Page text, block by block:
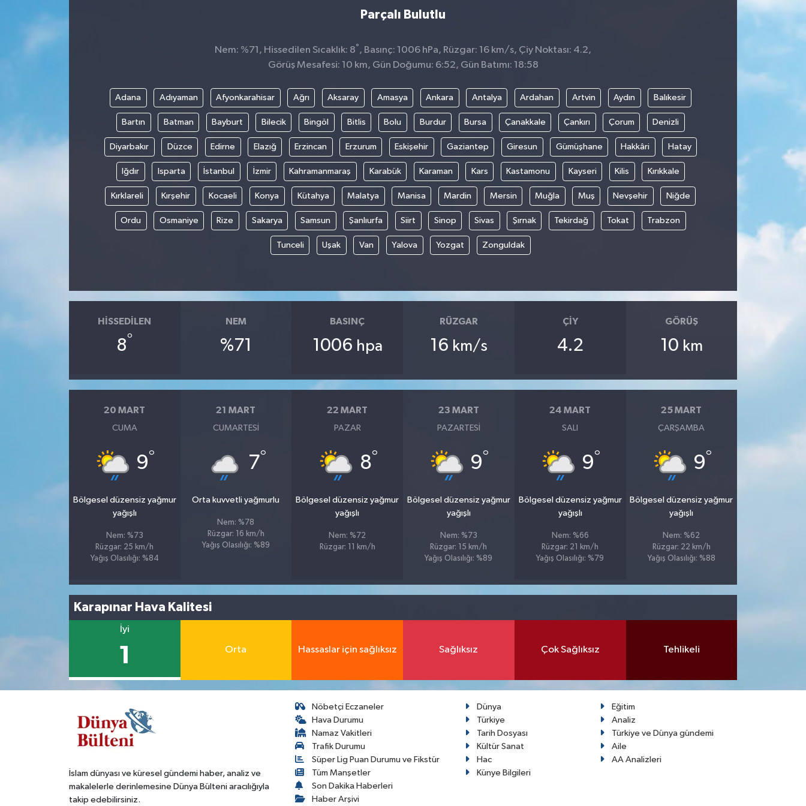
Parçalı Bulutlu
Nem: %71, Hissedilen Sıcaklık: 8° , Basınç: 1006 hPa, Rüzgar: 16 km/s, Çiy Noktası: 4.2,
Görüş Mesafesi: 10 km, Gün Doğumu: 6:52, Gün Batımı: 18:58
Adana Adıyaman Afyonkarahisar Ağrı Aksaray Amasya Ankara Antalya Ardahan Artvin Aydın Balıkesir
Bartın Batman Bayburt Bilecik Bingöl Bitlis Bolu Burdur Bursa Çanakkale Çankırı Çorum Denizli
Diyarbakır Düzce Edirne Elazığ Erzincan Erzurum Eskişehir Gaziantep Giresun Gümüşhane Hakkâri Hatay
Iğdır Isparta İstanbul İzmir Kahramanmaraş Karabük Karaman Kars Kastamonu Kayseri Kilis Kırıkkale
Kırklareli Kırşehir Kocaeli Konya Kütahya Malatya Manisa Mardin Mersin Muğla Muş Nevşehir Niğde
Ordu Osmaniye Rize Sakarya Samsun Şanlıurfa Siirt Sinop Sivas Şırnak Tekirdağ Tokat Trabzon
Tunceli Uşak Van Yalova Yozgat Zonguldak
HISSEDILEN
8°
NEM
%71
BASINÇ
1006 hpa
RÜZGAR
16 km/s
ÇIY
4.2
GÖRÜŞ
10 km
20 MART
CUMA
9°
Bölgesel düzensiz yağmur
yağışlı
Nem: %73
Rüzgar: 25 km/h
Yağış Olasılığı: %84
21 MART
CUMARTESI
7°
Orta kuvvetli yağmurlu
Nem: %78
Rüzgar: 16 km/h
Yağış Olasılığı: %89
22 MART
PAZAR
8°
Bölgesel düzensiz yağmur
yağışlı
Nem: %72
Rüzgar: 11 km/h
23 MART
PAZARTESI
9°
Bölgesel düzensiz yağmur
yağışlı
Nem: %73
Rüzgar: 15 km/h
Yağış Olasılığı: %89
24 MART
SALI
9°
Bölgesel düzensiz yağmur
yağışlı
Nem: %66
Rüzgar: 21 km/h
Yağış Olasılığı: %79
25 MART
ÇARŞAMBA
9°
Bölgesel düzensiz yağmur
yağışlı
Nem: %62
Rüzgar: 22 km/h
Yağış Olasılığı: %88
Karapınar Hava Kalitesi
İyi
1 Orta Hassaslar için sağlıksız Sağlıksız Çok Sağlıksız Tehlikeli
İslam dünyası ve küresel gündemi haber, analiz ve
makalelerle derinlemesine Dünya Bülteni aracılığıyla
takip edebilirsiniz.
Nöbetçi Eczaneler
Hava Durumu
Namaz Vakitleri
Trafik Durumu
Süper Lig Puan Durumu ve Fikstür
Tüm Manşetler
Son Dakika Haberleri
Haber Arşivi
Dünya
Eğitim
Türkiye
Analiz
Tarih Dosyası
Türkiye ve Dünya gündemi
Kültür Sanat
Aile
Hac
AA Analizleri
Künye Bilgileri